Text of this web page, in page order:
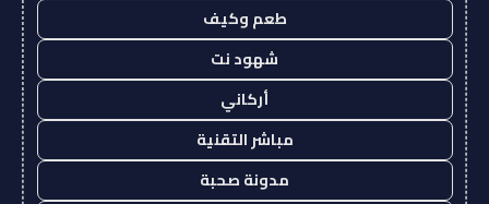
طعم وكيف
شهود نت
أركاني
مباشر التقنية
مدونة صحبة